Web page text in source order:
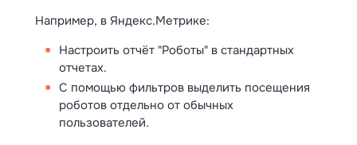
Например, в Яндекс.Метрике:
Настроить отчёт "Роботы" в стандартных
отчетах.
С помощью фильтров выделить посещения
роботов отдельно от обычных
пользователей.